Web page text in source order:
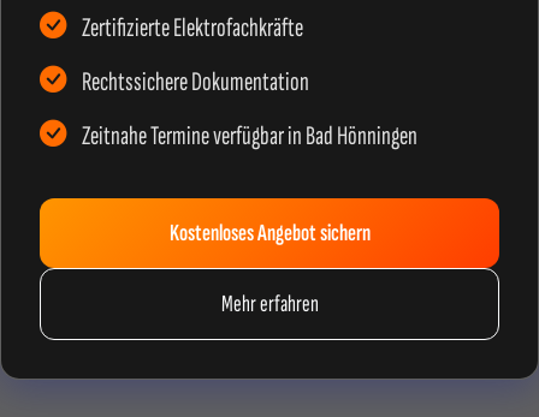
Zertifizierte Elektrofachkräfte
Rechtssichere Dokumentation
Zeitnahe Termine verfügbar in Bad Hönningen
Kostenloses Angebot sichern
Mehr erfahren